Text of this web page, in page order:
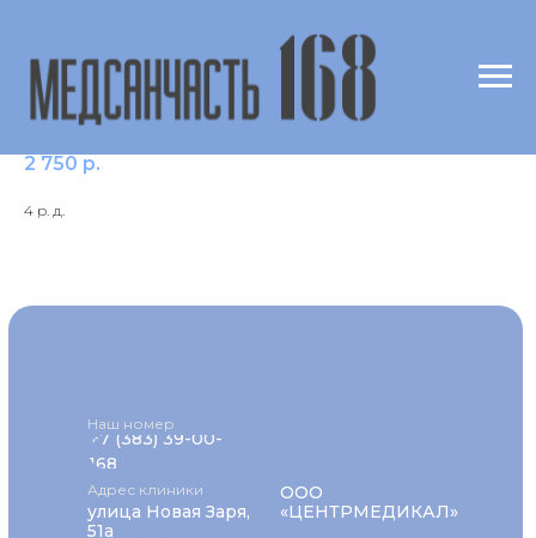
e70 Гусь, перо /Goose feathers
2 750 р.
4 р. д.
+7 (383) 39-00-
168
Наш номер
Адрес клиники
улица Новая Заря,
51а
ООО
«ЦЕНТРМЕДИКАЛ»